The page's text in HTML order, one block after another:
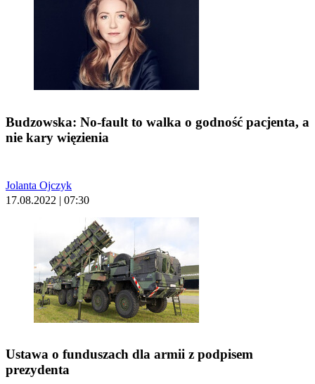
Budzowska: No-fault to walka o godność pacjenta, a
nie kary więzienia
Jolanta Ojczyk
17.08.2022 | 07:30
Ustawa o funduszach dla armii z podpisem
prezydenta